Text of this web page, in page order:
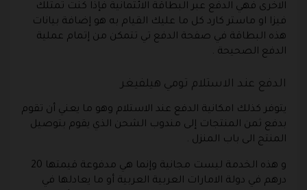
الاخرى فهي الدفع عبر البطاقة الائتمانية فإذا كنت تمتلك
فيزا او ماستر كارد كل ما عليك القيام به هو إضافة بيانات
هذه البطاقة في صفحة الدفع تي تتمكن من إتمام عملية
الدفع الصحيحة .
الدفع عند الاستلام تومي هيلفيغر
يتوفر كذلك امكانية الدفع عند الاستلام وهو ما يعني أن تقوم
بدفع ثمن المنتجات إلى مندوب الشحن الذي يقوم بتوصيل
المنتج الى باب المنزل .
و هذه الخدمة ليست مجانية وإنما هي مدفوعة قيمتها 20
درهم في دولة الامارات العربية العربية أو ما يعادلها في